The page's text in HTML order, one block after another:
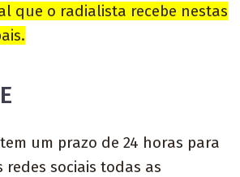
que o radialista recebe nestas
um prazo de 24 horas para
redes sociais todas as